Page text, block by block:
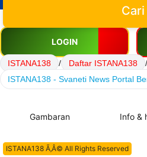
Cari
LOGIN
ISTANA138 / Daftar ISTANA138 /
ISTANA138 - Svaneti News Portal
Gambaran Info &
ISTANA138 Ã‚Â© All Rights Reserved